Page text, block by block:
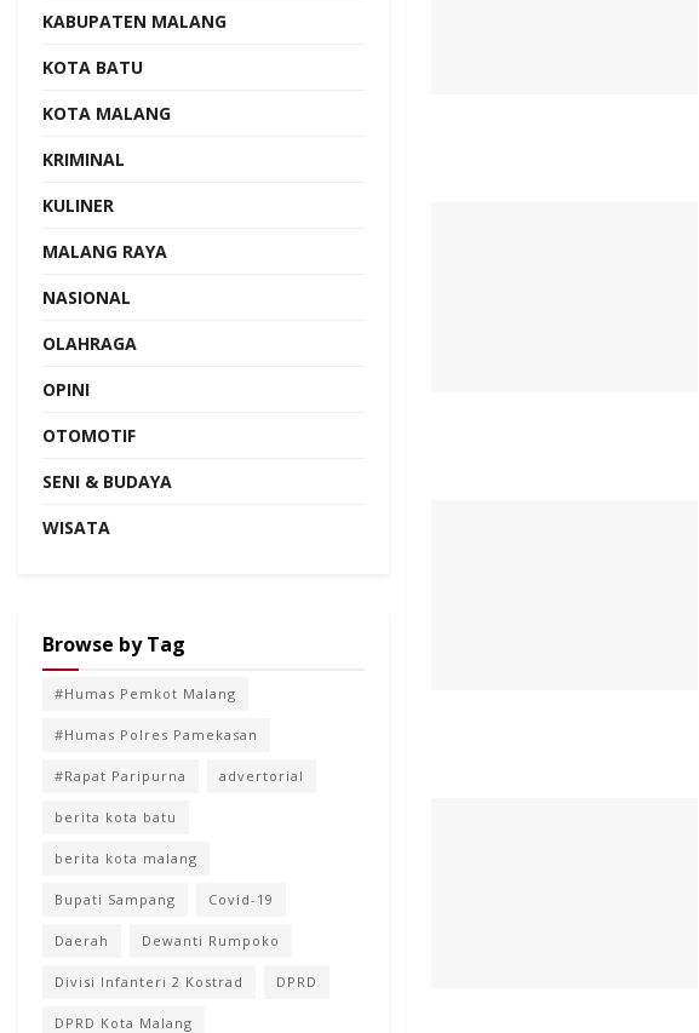
KABUPATEN MALANG
KOTA BATU
KOTA MALANG
KRIMINAL
KULINER
MALANG RAYA
NASIONAL
OLAHRAGA
OPINI
OTOMOTIF
SENI & BUDAYA
WISATA
Browse by Tag
#Humas Pemkot Malang
#Humas Polres Pamekasan
#Rapat Paripurna advertorial
berita kota batu
berita kota malang
Bupati Sampang Covid-19
Daerah Dewanti Rumpoko
Divisi Infanteri 2 Kostrad DPRD
DPRD Kota Malang